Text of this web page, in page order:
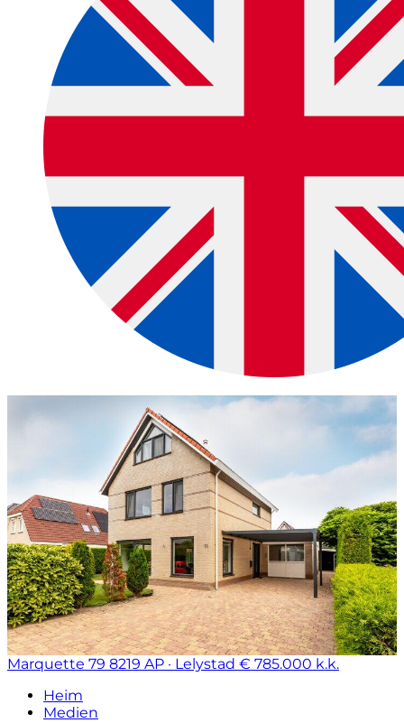
Marquette 79 8219 AP · Lelystad € 785.000 k.k.
Heim
Medien